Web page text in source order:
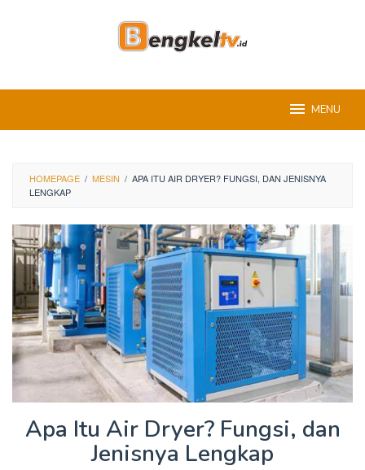
MENU
HOMEPAGE / MESIN / APA ITU AIR DRYER? FUNGSI, DAN JENISNYA
LENGKAP
Apa Itu Air Dryer? Fungsi, dan
Jenisnya Lengkap